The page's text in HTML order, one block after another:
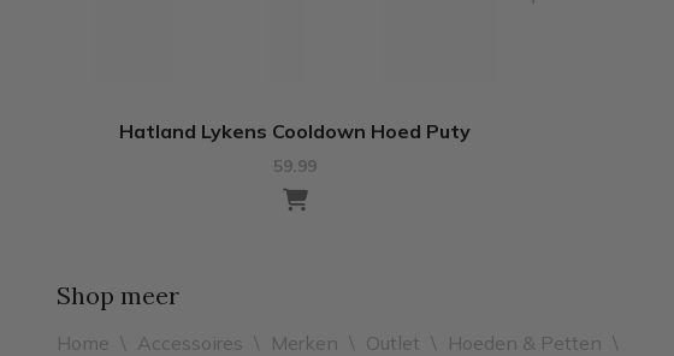
Hatland Lykens Cooldown Hoed Puty
59.99
Shop meer
Home \ Accessoires \ Merken \ Outlet \ Hoeden & Petten \